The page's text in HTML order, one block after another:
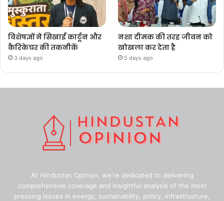
विशेषज्ञों ने सिखाईं कार्टून और
कैरिकेचर की तकनीकें
3 days ago
नशा दीमक की तरह जीवन को
खोखला कर देता है
5 days ago
At Hindustan Opinion, we're dedicated to delivering
comprehensive coverage and insightful analysis of the most
pressing issues in energy, sustainability, policy, infrastructure,